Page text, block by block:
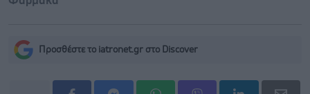
Προσθέστε το iatronet.gr στο Discover